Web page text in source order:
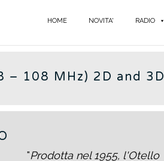
HOME NOVITA' RADIO
– 108 MHz) 2D and 3D
Prodotta nel 1955, l'Otello